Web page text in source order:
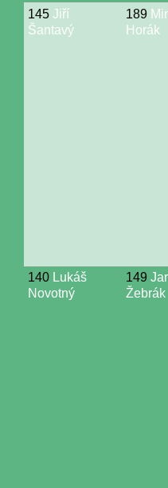
145 Jiří
Šantavý
189
Horák
140 Lukáš
Novotný
149
Žebrák